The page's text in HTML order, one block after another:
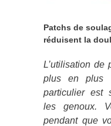
Patchs de
réduisent la
L’utilisation de
plus en plus
particulier est
les genoux.
pendant que